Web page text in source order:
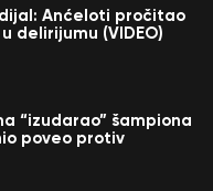
Anćeloti pročitao
delirijumu (VIDEO)
“izudarao” šampiona
poveo protiv